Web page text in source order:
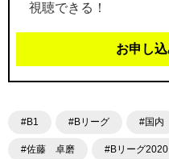
視聴できる！
お申し
#B1 #Bリーグ #国内
#佐藤 卓磨 #Bリーグ